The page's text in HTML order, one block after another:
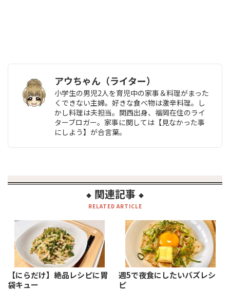
アウちゃん（ライター）
小学生の男児2人を育児中の家事＆料理がまった
くできない主婦。好きな食べ物は激辛料理。し
かし料理は夫担当。関西出身、福岡在住のライ
ターブロガー。家事に関しては【見なかった事
にしよう】が合言葉。
◆ 関連記事 ◆
RELATED ARTICLE
【にらだけ】絶品レシピに胃
袋キュー
週5で夜食にしたいバズレシ
ピ